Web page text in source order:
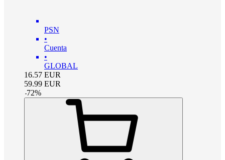
PSN
•
Cuenta
•
GLOBAL
16.57 EUR
59.99 EUR
-72%